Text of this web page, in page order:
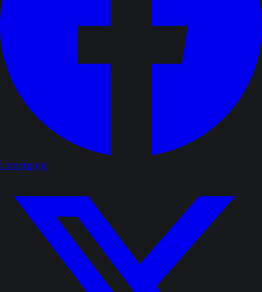
Udostępnij